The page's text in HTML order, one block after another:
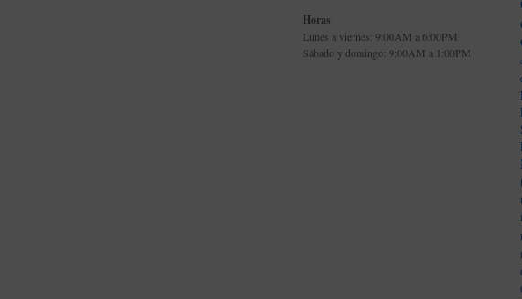
Horas
Lunes a viernes: 9:00AM a 6:00PM
Sábado y domingo: 9:00AM a 1:00PM